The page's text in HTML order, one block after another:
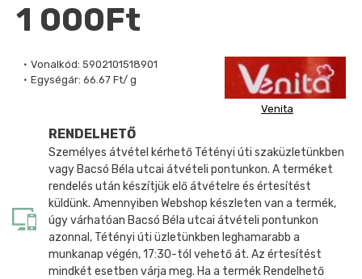
Vonalkód: 5902101518901
Egységár: 66.67 Ft/ g
Venita
1 000Ft
RENDELHETŐ
Személyes átvétel kérhető Tétényi úti szaküzletünkben
vagy Bacsó Béla utcai átvételi pontunkon. A terméket
rendelés után készítjük elő átvételre és értesítést
küldünk. Amennyiben Webshop készleten van a termék,
úgy várhatóan Bacsó Béla utcai átvételi pontunkon
azonnal, Tétényi úti üzletünkben leghamarabb a
munkanap végén, 17:30-tól vehető át. Az értesítést
mindkét esetben várja meg. Ha a termék Rendelhető